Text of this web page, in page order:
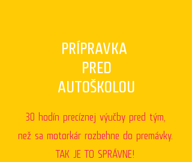
PRÍPRAVKA
PRED
AUTOŠKOLOU
30 hodín precíznej výučby pred tým,
než sa motorkár rozbehne do premávky.
TAK JE TO SPRÁVNE!